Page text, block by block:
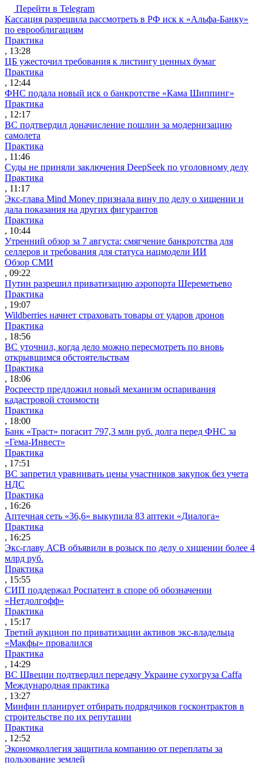
Перейти в Telegram
Кассация разрешила рассмотреть в РФ иск к «Альфа-Банку»
по еврооблигациям
Практика
, 13:28
ЦБ ужесточил требования к листингу ценных бумаг
Практика
, 12:44
ФНС подала новый иск о банкротстве «Кама Шиппинг»
Практика
, 12:17
ВС подтвердил доначисление пошлин за модернизацию
самолета
Практика
, 11:46
Суды не приняли заключения DeepSeek по уголовному делу
Практика
, 11:17
Экс-глава Mind Money признала вину по делу о хищении и
дала показания на других фигурантов
Практика
, 10:44
Утренний обзор за 7 августа: смягчение банкротства для
селлеров и требования для статуса нацмодели ИИ
Обзор СМИ
, 09:22
Путин разрешил приватизацию аэропорта Шереметьево
Практика
, 19:07
Wildberries начнет страховать товары от ударов дронов
Практика
, 18:56
ВС уточнил, когда дело можно пересмотреть по вновь
открывшимся обстоятельствам
Практика
, 18:06
Росреестр предложил новый механизм оспаривания
кадастровой стоимости
Практика
, 18:00
Банк «Траст» погасит 797,3 млн руб. долга перед ФНС за
«Гема-Инвест»
Практика
, 17:51
ВС запретил уравнивать цены участников закупок без учета
НДС
Практика
, 16:26
Аптечная сеть «36,6» выкупила 83 аптеки «Диалога»
Практика
, 16:25
Экс-главу АСВ объявили в розыск по делу о хищении более 4
млрд руб.
Практика
, 15:55
СИП поддержал Роспатент в споре об обозначении
«Нетдолгофф»
Практика
, 15:17
Третий аукцион по приватизации активов экс-владельца
«Макфы» провалился
Практика
, 14:29
ВС Швеции подтвердил передачу Украине сухогруза Caffa
Международная практика
, 13:27
Минфин планирует отбирать подрядчиков госконтрактов в
строительстве по их репутации
Практика
, 12:52
Экономколлегия защитила компанию от переплаты за
пользование землей